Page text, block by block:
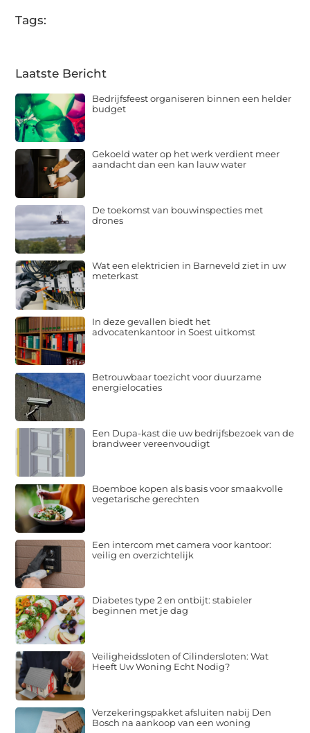
Tags:
Laatste Bericht
Bedrijfsfeest organiseren binnen een helder
budget
Gekoeld water op het werk verdient meer
aandacht dan een kan lauw water
De toekomst van bouwinspecties met
drones
Wat een elektricien in Barneveld ziet in uw
meterkast
In deze gevallen biedt het
advocatenkantoor in Soest uitkomst
Betrouwbaar toezicht voor duurzame
energielocaties
Een Dupa-kast die uw bedrijfsbezoek van de
brandweer vereenvoudigt
Boemboe kopen als basis voor smaakvolle
vegetarische gerechten
Een intercom met camera voor kantoor:
veilig en overzichtelijk
Diabetes type 2 en ontbijt: stabieler
beginnen met je dag
Veiligheidssloten of Cilindersloten: Wat
Heeft Uw Woning Echt Nodig?
Verzekeringspakket afsluiten nabij Den
Bosch na aankoop van een woning